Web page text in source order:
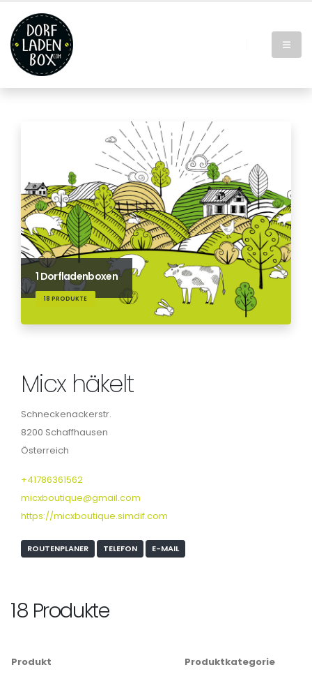
1 Dorfladenboxen
18 PRODUKTE
Micx häkelt
Schneckenackerstr.
8200 Schaffhausen
Österreich
+41786361562
micxboutique@gmail.com
https://micxboutique.simdif.com
ROUTENPLANER TELEFON E-MAIL
18 Produkte
Produkt Produktkategorie